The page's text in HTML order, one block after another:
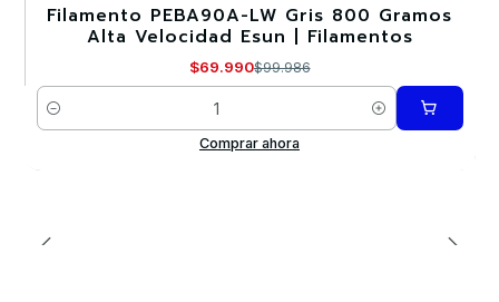
-30%
Filamento PEBA90A-LW Gris 800 Gramos
Alta Velocidad Esun | Filamentos
$69.990$99.986
Cantidad
Comprar ahora